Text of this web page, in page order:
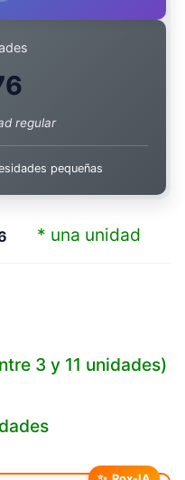
regular
pequeñas
* una unidad
3 y 11 unidades)